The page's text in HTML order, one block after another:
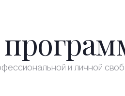
и личной